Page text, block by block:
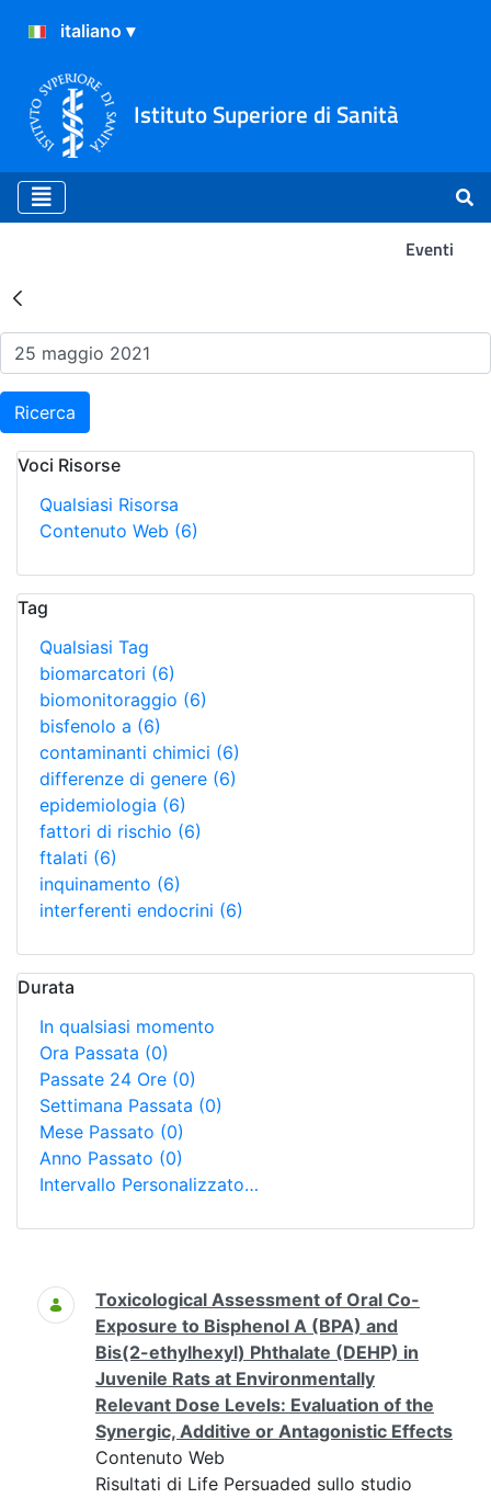
Istituto Superiore di Sanità
Eventi
Risultati della Ricerca -
Ricerca
Voci Risorse
Qualsiasi Risorsa
Contenuto Web (6)
Tag
Qualsiasi Tag
biomarcatori (6)
biomonitoraggio (6)
bisfenolo a (6)
contaminanti chimici (6)
differenze di genere (6)
epidemiologia (6)
fattori di rischio (6)
ftalati (6)
inquinamento (6)
interferenti endocrini (6)
Durata
In qualsiasi momento
Ora Passata (0)
Passate 24 Ore (0)
Settimana Passata (0)
Mese Passato (0)
Anno Passato (0)
Intervallo Personalizzato…
Ricerca
Toxicological Assessment of Oral Co-
Exposure to Bisphenol A (BPA) and
Bis(2-ethylhexyl) Phthalate (DEHP) in
Juvenile Rats at Environmentally
Relevant Dose Levels: Evaluation of the
Synergic, Additive or Antagonistic Effects
Contenuto Web
Risultati di Life Persuaded sullo studio